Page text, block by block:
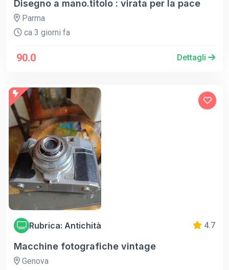
Disegno a mano.titolo : virata per la pace
Parma
ca 3 giorni fa
90.0 Dettagli
Rubrica: Antichità 4.7
Macchine fotografiche vintage
Genova